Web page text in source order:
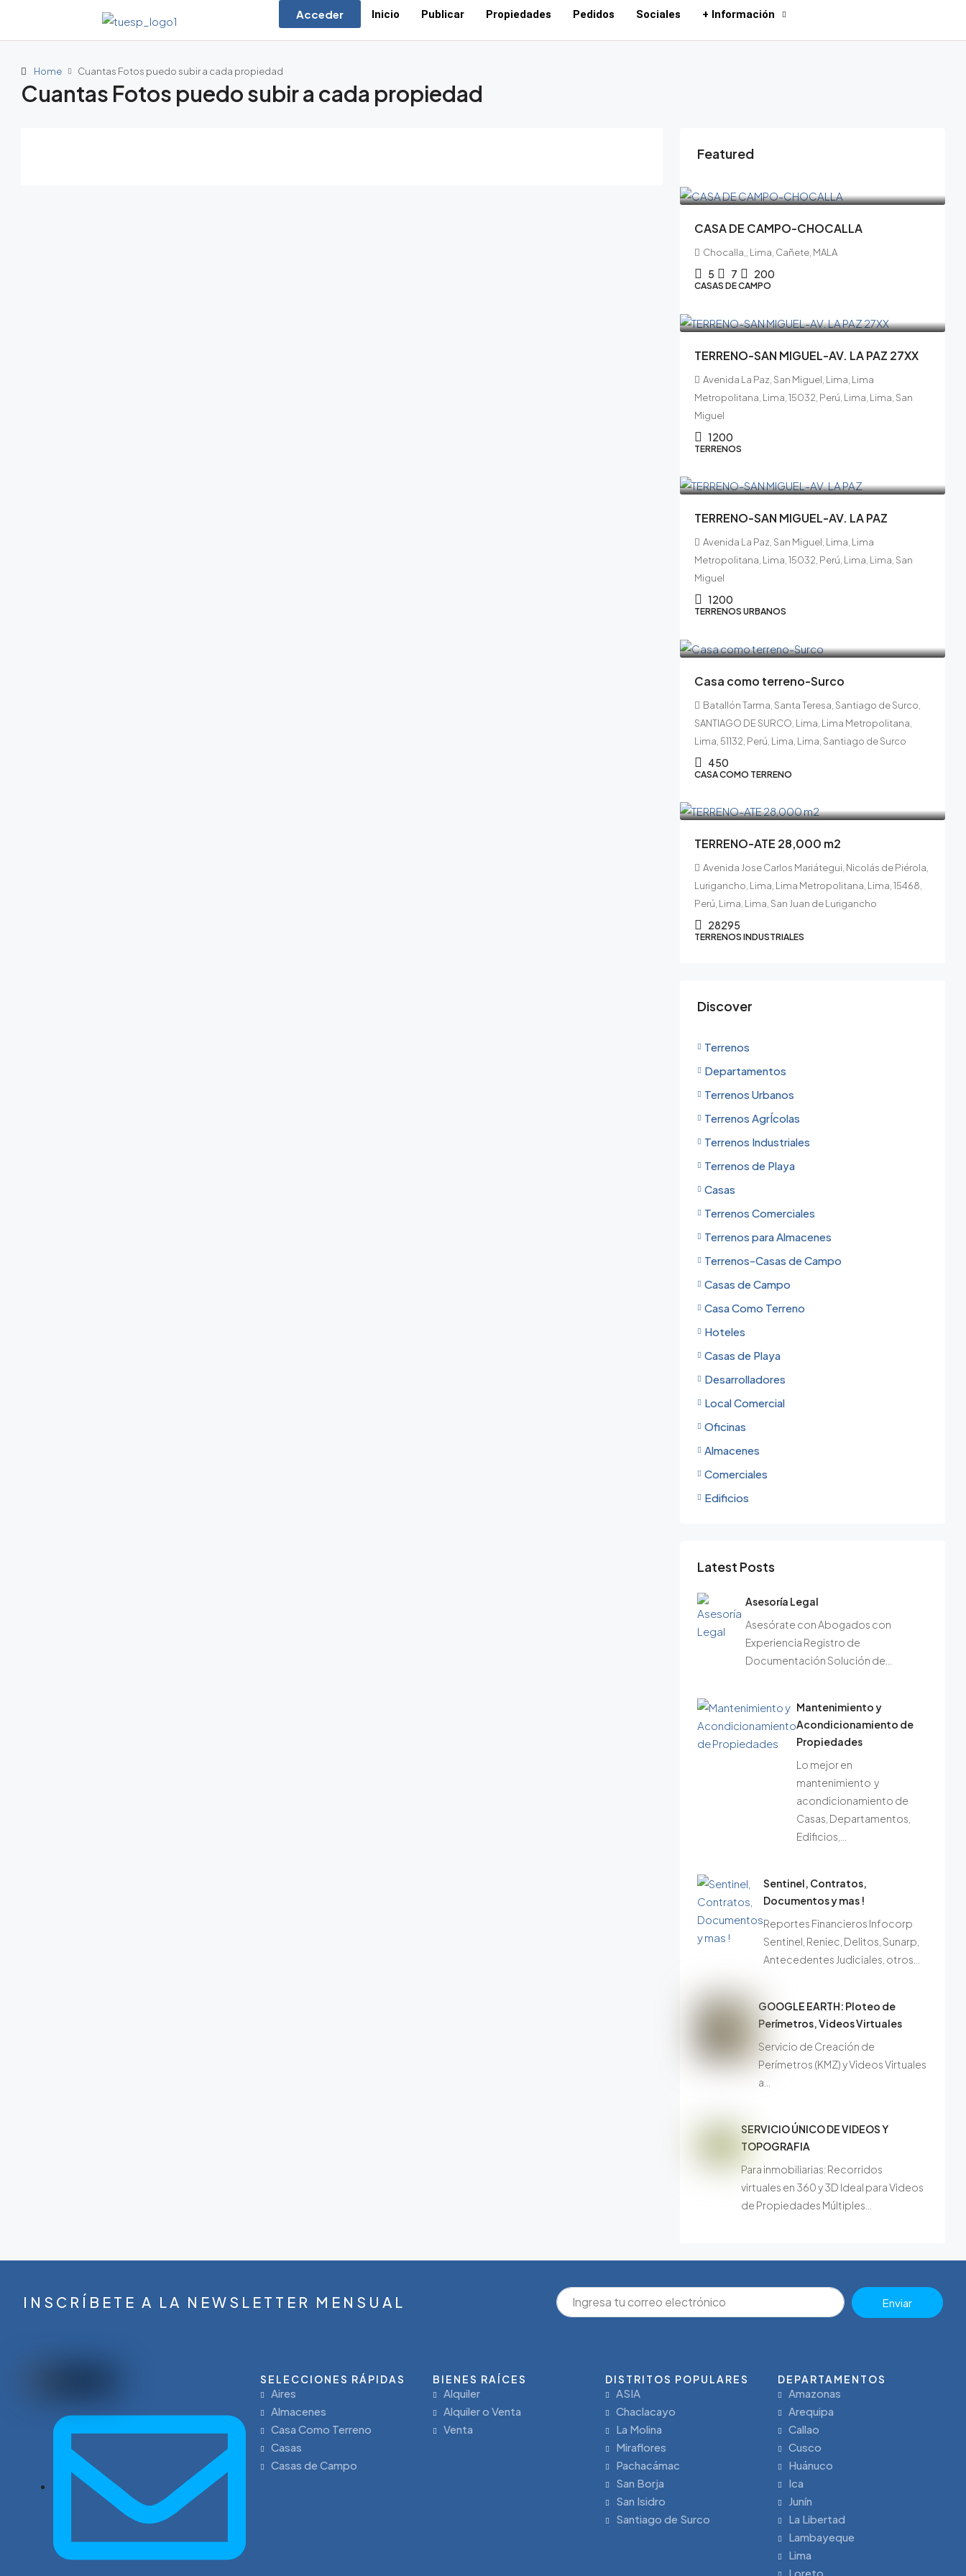
Acceder Inicio Publicar Propiedades Pedidos Sociales + Información
Home Cuantas Fotos puedo subir a cada propiedad
Cuantas Fotos puedo subir a cada propiedad
Featured
CASA DE CAMPO-CHOCALLA
Chocalla,, Lima, Cañete, MALA
5 7 200
CASAS DE CAMPO
TERRENO-SAN MIGUEL-AV. LA PAZ 27XX
Avenida La Paz, San Miguel, Lima, Lima
Metropolitana, Lima, 15032, Perú, Lima, Lima, San
Miguel
1200
TERRENOS
TERRENO-SAN MIGUEL-AV. LA PAZ
Avenida La Paz, San Miguel, Lima, Lima
Metropolitana, Lima, 15032, Perú, Lima, Lima, San
Miguel
1200
TERRENOS URBANOS
Casa como terreno-Surco
Batallón Tarma, Santa Teresa, Santiago de Surco,
SANTIAGO DE SURCO, Lima, Lima Metropolitana,
Lima, 51132, Perú, Lima, Lima, Santiago de Surco
450
CASA COMO TERRENO
TERRENO-ATE 28,000 m2
Avenida Jose Carlos Mariátegui, Nicolás de Piérola,
Lurigancho, Lima, Lima Metropolitana, Lima, 15468,
Perú, Lima, Lima, San Juan de Lurigancho
28295
TERRENOS INDUSTRIALES
Discover
Terrenos
Departamentos
Terrenos Urbanos
Terrenos AgrÍcolas
Terrenos Industriales
Terrenos de Playa
Casas
Terrenos Comerciales
Terrenos para Almacenes
Terrenos-Casas de Campo
Casas de Campo
Casa Como Terreno
Hoteles
Casas de Playa
Desarrolladores
Local Comercial
Oficinas
Almacenes
Comerciales
Edificios
Latest Posts
Asesoría Legal
Asesórate con Abogados con
Experiencia Registro de
Documentación Solución de…
Mantenimiento y
Acondicionamiento de
Propiedades
Lo mejor en
mantenimiento y
acondicionamiento de
Casas, Departamentos,
Edificios,…
Sentinel, Contratos,
Documentos y mas !
Reportes Financieros Infocorp
Sentinel, Reniec, Delitos, Sunarp,
Antecedentes Judiciales, otros…
GOOGLE EARTH: Ploteo de
Perímetros, Videos Virtuales
Servicio de Creación de
Perímetros (KMZ) y Videos Virtuales
a…
SERVICIO ÚNICO DE VIDEOS Y
TOPOGRAFIA
Para inmobiliarias: Recorridos
virtuales en 360 y 3D Ideal para Videos
de Propiedades Múltiples…
INSCRÍBETE A LA NEWSLETTER MENSUAL Enviar
SELECCIONES RÁPIDAS
Aires
Almacenes
Casa Como Terreno
Casas
Casas de Campo
BIENES RAÍCES
Alquiler
Alquiler o Venta
Venta
DISTRITOS POPULARES
ASIA
Chaclacayo
La Molina
Miraflores
Pachacámac
San Borja
San Isidro
Santiago de Surco
DEPARTAMENTOS
Amazonas
Arequipa
Callao
Cusco
Huánuco
Ica
Junín
La Libertad
Lambayeque
Lima
Loreto